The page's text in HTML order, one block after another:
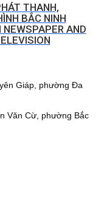
THANH,
BẮC NINH
NEWSPAPER AND
Giáp, phường Đa
Cừ, phường Bắc